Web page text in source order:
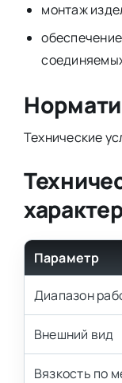
монтаж
Технические
Параметр
Диапазон
Внешний вид
Вязкость по